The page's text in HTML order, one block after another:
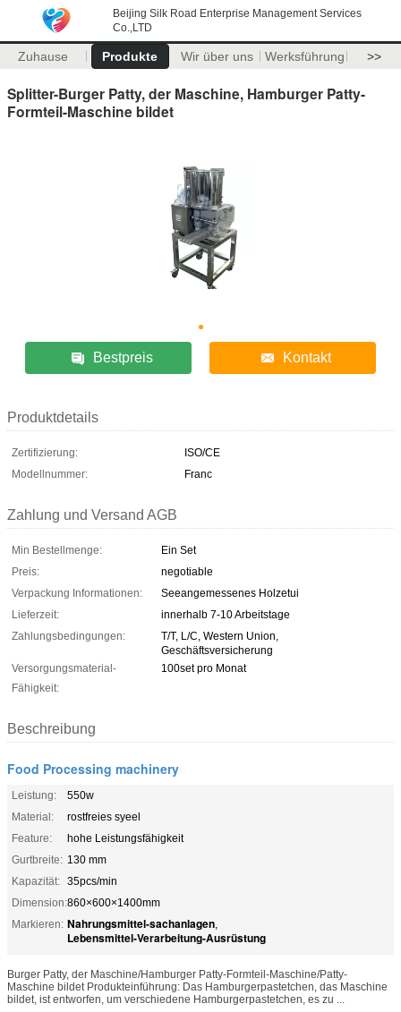
Beijing Silk Road Enterprise Management Services
Co.,LTD
Zuhause Produkte Wir über uns Werksführung >>
Splitter-Burger Patty, der Maschine, Hamburger Patty-
Formteil-Maschine bildet
Bestpreis Kontakt
Produktdetails
Zertifizierung:
ISO/CE
Modellnummer:
Franc
Zahlung und Versand AGB
Min Bestellmenge:
Ein Set
Preis:
negotiable
Verpackung Informationen:
Seeangemessenes Holzetui
Lieferzeit:
innerhalb 7-10 Arbeitstage
Zahlungsbedingungen:
T/T, L/C, Western Union,
Geschäftsversicherung
Versorgungsmaterial-
Fähigkeit:
100set pro Monat
Beschreibung
Food Processing machinery
Leistung:
550w
Material:
rostfreies syeel
Feature:
hohe Leistungsfähigkeit
Gurtbreite: 130 mm
Kapazität: 35pcs/min
Dimension:860×600×1400mm
Markieren: Nahrungsmittel-sachanlagen,
Lebensmittel-Verarbeitung-Ausrüstung
Burger Patty, der Maschine/Hamburger Patty-Formteil-Maschine/Patty-
Maschine bildet Produkteinführung: Das Hamburgerpastetchen, das Maschine
bildet, ist entworfen, um verschiedene Hamburgerpastetchen, es zu ...